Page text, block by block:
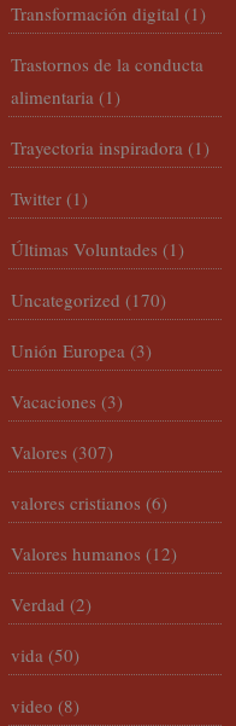
Transformación digital (1)
Trastornos de la conducta
alimentaria (1)
Trayectoria inspiradora (1)
Twitter (1)
Últimas Voluntades (1)
Uncategorized (170)
Unión Europea (3)
Vacaciones (3)
Valores (307)
valores cristianos (6)
Valores humanos (12)
Verdad (2)
vida (50)
video (8)